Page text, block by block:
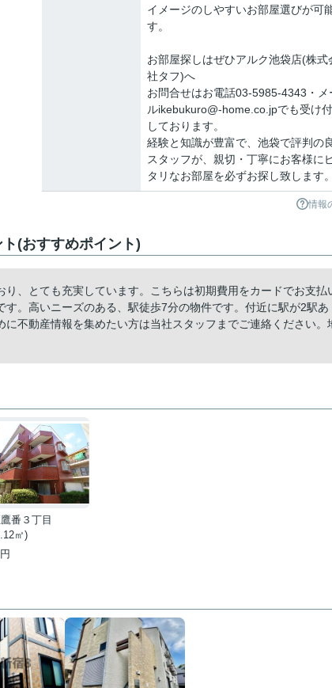
イメージのしやすいお部屋選びが可
す。
お部屋探しはぜひアルク池袋店(株式
社タフ)へ
お問合せはお電話03-5985-4343・メ
ルikebukuro@-home.co.jpでも受け
しております。
経験と知識が豊富で、池袋で評判の
スタッフが、親切・丁寧にお客様に
タリなお部屋を必ずお探し致します
情報
(おすすめポイント)
、とても充実しています。こちらは初期費用をカードでお支払
。高いニーズのある、駅徒歩7分の物件です。付近に駅が2駅あ
不動産情報を集めたい方は当社スタッフまでご連絡ください。
番３丁目
㎡)